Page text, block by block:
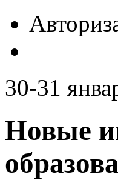
30-31
Новые